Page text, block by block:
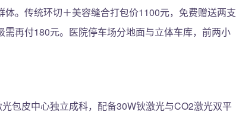
。传统环切＋美容缝合打包价1100元，免费赠送两支
再付180元。医院停车场分地面与立体车库，前两小
包皮中心独立成科，配备30W钬激光与CO2激光双平